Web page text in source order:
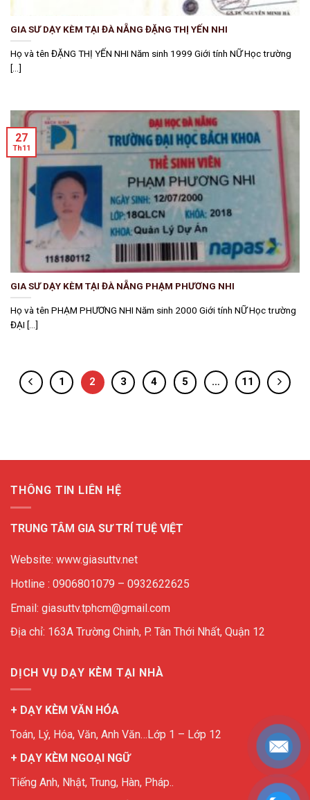
GIA SƯ DẠY KÈM TẠI ĐÀ NẴNG ĐẶNG THỊ YẾN NHI
Họ và tên ĐẶNG THỊ YẾN NHI Năm sinh 1999 Giới tính NỮ Học trường
[...]
GIA SƯ DẠY KÈM TẠI ĐÀ NẴNG PHẠM PHƯƠNG NHI
Họ và tên PHẠM PHƯƠNG NHI Năm sinh 2000 Giới tính NỮ Học trường
ĐẠI [...]
27
Th11
1 2 3 4 5 … 11
THÔNG TIN LIÊN HỆ
TRUNG TÂM GIA SƯ TRÍ TUỆ VIỆT
Website: www.giasuttv.net
Hotline : 0906801079 – 0932622625
Email: giasuttv.tphcm@gmail.com
Địa chỉ: 163A Trường Chinh, P. Tân Thới Nhất, Quận 12
DỊCH VỤ DẠY KÈM TẠI NHÀ
+ DẠY KÈM VĂN HÓA
Toán, Lý, Hóa, Văn, Anh Văn…Lớp 1 – Lớp 12
+ DẠY KÈM NGOẠI NGỮ
Tiếng Anh, Nhật, Trung, Hàn, Pháp..